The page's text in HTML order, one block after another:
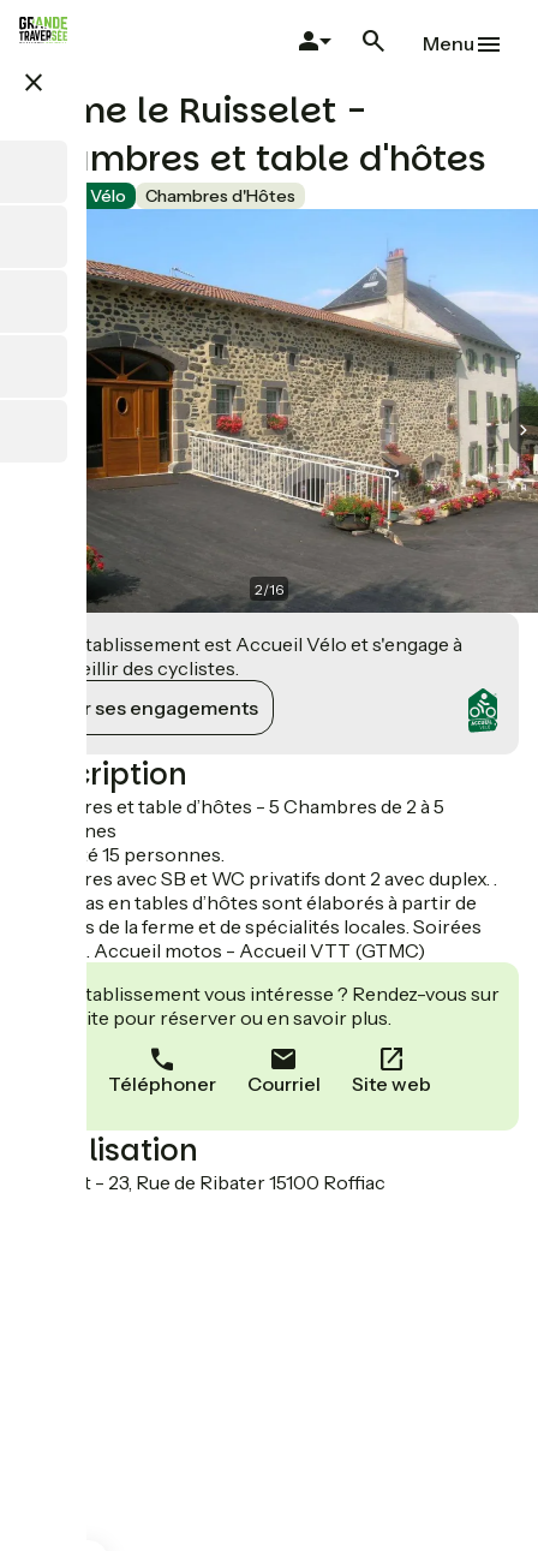
Aller
au
principal
close
Menu
Ferme le Ruisselet -
Chambres et table d'hôtes
Accueil Vélo Chambres d'Hôtes
2/16
Cet établissement est Accueil Vélo et s'engage à
accueillir des cyclistes.
Voir ses engagements
Description
Chambres et table d’hôtes - 5 Chambres de 2 à 5
personnes
Capacité 15 personnes.
Chambres avec SB et WC privatifs dont 2 avec duplex. .
Les repas en tables d’hôtes sont élaborés à partir de
produits de la ferme et de spécialités locales. Soirées
contes... Accueil motos - Accueil VTT (GTMC)
Cet établissement vous intéresse ? Rendez-vous sur
leur site pour réserver ou en savoir plus.
Téléphoner Courriel Site web
Localisation
Mazérat - 23, Rue de Ribater 15100 Roffiac